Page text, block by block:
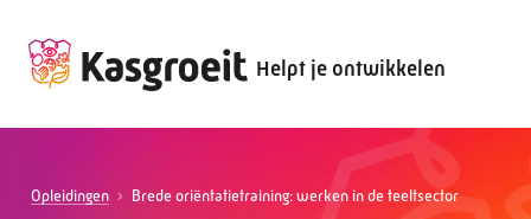
Helpt je ontwikkelen
Opleidingen Brede oriëntatietraining: werken in de teeltsector